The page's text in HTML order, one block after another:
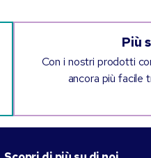
Più
Con i nostri prodotti
ancora più facile